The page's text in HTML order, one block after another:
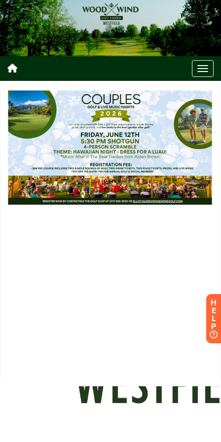
H
E
L
P